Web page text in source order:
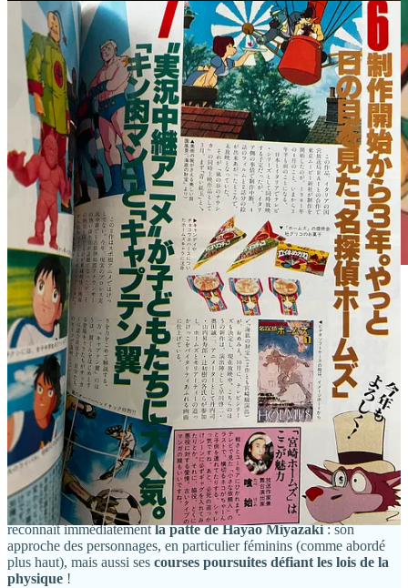
Laputa, connu en France sous le nom : Le Château
dans le ciel, est le troisième long-métrage de Hayao
Miyazaki, et la première production officielle du studio
Ghibli, créé en 1985.
Ce sont donc ces deux films Sherlock Holmes, diffusés en 84 et
86 au Japon, que j’ai eu la chance de voir l’un à la suite de
l’autre début avril au Grand Cinema Sunshine de Ikebukuro !
Deux films en un, sortis l’espace de deux petites semainesdans tout
de même 140 salles au Japon , à l’occasion du40ème anniversaire
de la diffusion du premier film. Et quel choc franchement… On
reconnaît immédiatementla patte de Hayao Miyazaki: son
approche des personnages, en particulier féminins (comme abordé
plus haut), mais aussi ses courses poursuites défiant les lois de la
physique !